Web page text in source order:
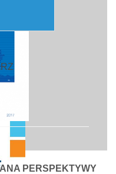
PERSPEKTYWY